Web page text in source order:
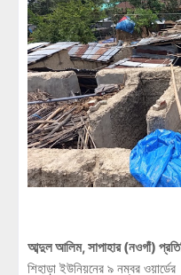
আব্দুল আলিম, সাপাহার (নওগাঁ)
শিহাড়া ইউনিয়নের ৯ নম্বর